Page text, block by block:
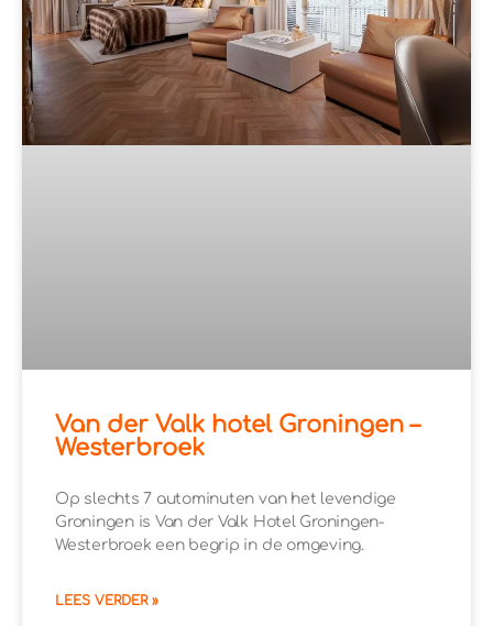
Van der Valk hotel Groningen –
Westerbroek
Op slechts 7 autominuten van het levendige
Groningen is Van der Valk Hotel Groningen-
Westerbroek een begrip in de omgeving.
LEES VERDER »